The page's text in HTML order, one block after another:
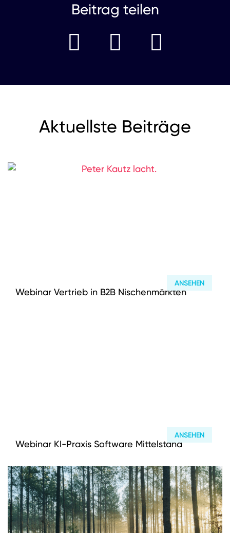
Beitrag teilen
Aktuellste Beiträge
ANSEHEN
Webinar Vertrieb in B2B Nischenmärkten
ANSEHEN
Webinar KI-Praxis Software Mittelstand